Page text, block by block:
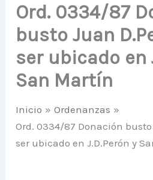
Ord. 0334/87
busto Juan
ser ubicado en
San Martín
Inicio
Ordenanzas
Ord. 0334/87 Donación
ser ubicado en J.D.Perón y